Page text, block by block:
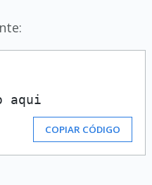
COPIAR CÓDIGO